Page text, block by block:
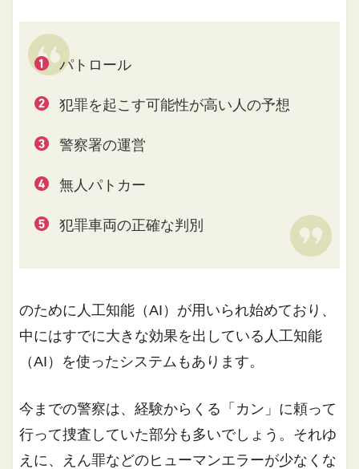
パトロール
犯罪を起こす可能性が高い人の予想
警察署の運営
無人パトカー
犯罪車両の正確な判別
のために人工知能（AI）が用いられ始めており、
中にはすでに大きな効果を出している人工知能
（AI）を使ったシステムもあります。
今までの警察は、経験からくる「カン」に頼って
行って捜査していた部分も多いでしょう。それゆ
えに、えん罪などのヒューマンエラーが少なくな